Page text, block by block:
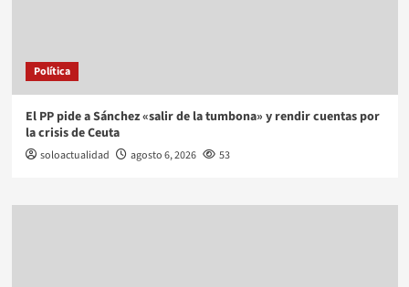
Política
El PP pide a Sánchez «salir de la tumbona» y rendir cuentas por
la crisis de Ceuta
soloactualidad agosto 6, 2026 53